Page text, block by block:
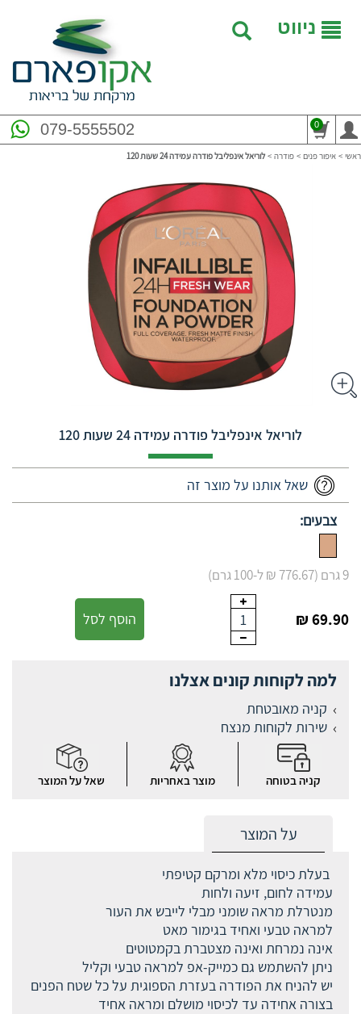
ניווט
079-5555502 0
ראשי > איפור פנים > פודרה > לוריאל אינפליבל פודרה עמידה 24 שעות 120
לוריאל אינפליבל פודרה עמידה 24 שעות 120
שאל אותנו על מוצר זה
צבעים:
9 גרם (776.67 ₪ ל-100 גרם)
69.90 ₪
1 הוסף לסל
למה לקוחות קונים אצלנו
קניה מאובטחת
שירות לקוחות מנצח
קניה בטוחה מוצר באחריות שאל על המוצר
על המוצר
בעלת כיסוי מלא ומרקם קטיפתי
עמידה לחום, זיעה ולחות
מנטרלת מראה שומני מבלי לייבש את העור
למראה טבעי ואחיד בגימור מאט
אינה נמרחת ואינה מצטברת בקמטוטים
ניתן להשתמש גם כמייק-אפ למראה טבעי וקליל
יש להניח את הפודרה בעזרת הספוגית על כל שטח הפנים
בצורה אחידה עד לכיסוי מושלם ומראה אחיד